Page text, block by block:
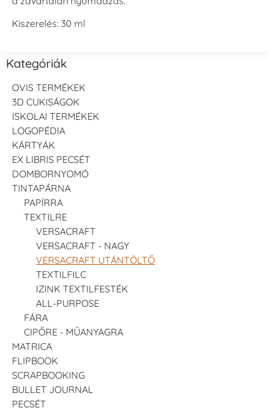
Kiszerelés: 30 ml
Kategóriák
OVIS TERMÉKEK
3D CUKISÁGOK
ISKOLAI TERMÉKEK
LOGOPÉDIA
KÁRTYÁK
EX LIBRIS PECSÉT
DOMBORNYOMÓ
TINTAPÁRNA
PAPÍRRA
TEXTILRE
VERSACRAFT
VERSACRAFT - NAGY
VERSACRAFT UTÁNTÖLTŐ
TEXTILFILC
IZINK TEXTILFESTÉK
ALL-PURPOSE
FÁRA
CIPŐRE - MŰANYAGRA
MATRICA
FLIPBOOK
SCRAPBOOKING
BULLET JOURNAL
PECSÉT